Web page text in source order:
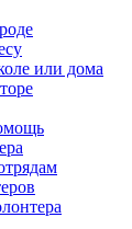
или дома